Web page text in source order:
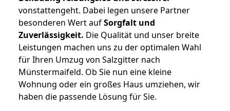
vonstattengeht. Dabei legen unsere Partner
besonderen Wert aufSorgfalt und
Zuverlässigkeit. Die Qualität und unser breite
Leistungen machen uns zu der optimalen Wahl
für Ihren Umzug von Salzgitter nach
Münstermaifeld. Ob Sie nun eine kleine
Wohnung oder ein großes Haus umziehen, wir
haben die passende Lösung für Sie.